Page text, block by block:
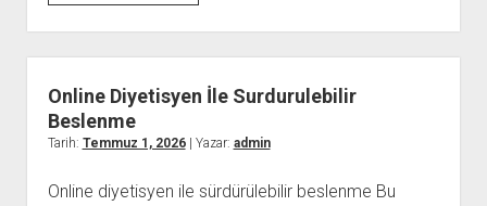
İc
Mimarlik
Hizmeti
Alirken
Dikkat
Online Diyetisyen İle Surdurulebilir
Beslenme
Tarih: Temmuz 1, 2026| Yazar: admin
Online diyetisyen ile sürdürülebilir beslenme Bu